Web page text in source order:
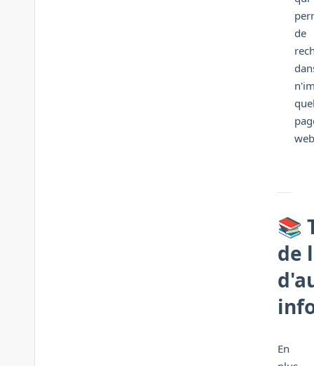
de
web
📚
de
En